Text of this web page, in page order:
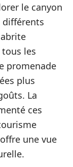
le canyon
différents
les
promenade
plus
La
ces
une vue